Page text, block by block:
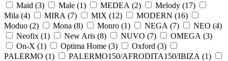
Maid (3) Male (1) MEDEA (2) Melody (17)
Mila (4) MIRA (7) MIX (12) MODERN (16)
Moduo (2) Mona (8) Monro (1) NEGA (7) NEO (4)
Neofix (1) New Aris (8) NUVO (7) OMEGA (3)
On-X (1) Optima Home (3) Oxford (3)
PALERMO (1) PALERMO150/AFRODITA150/IBIZA (1)